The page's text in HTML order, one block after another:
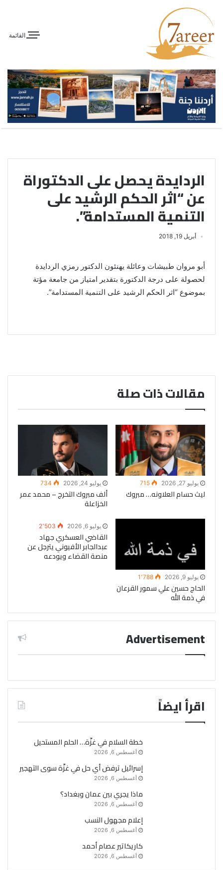
القائمة
الردايدة يحصل على الدكتوراة
عن “اثر الحكم الرشيد على
التنمية المستدامة”.
أبريل 19, 2018
أبو مروان طبيشات وعائلة يهنئون الدكتور رمزي الردايدة
لحصولة على درجة الدكتورة بتقدير امتياز من جامعة مؤتة
بموضوع “اثر الحكم الرشيد على التنمية المستدامة”.
مقالات ذات صلة
يوليو 27, 2026 715
ليث حسام العلاونه… مبروك
يوليو 24, 2026 734
ألف مبروك التخرج – محمد عمر
الخزاعلة
يوليو 9, 2026 1٬788
الحاج حسين علي سمور القرعان
في ذمة الله
يوليو 6, 2026 2٬503
القاضي العسكري جهاد
عبدالجابر الأفيوني يترجل عن
منصة القضاء ويودعه
Advertisement
اقرأ ايضاً
خطة السلام في غزّة… الحلم المستحيل
أغسطس 6, 2026
إسرائيل ترفض أي حل في غزّة سوى التهجير
أغسطس 6, 2026
ماذا يجري بين عمان وبغداد؟
أغسطس 6, 2026
إعلام مجهول النسب
أغسطس 6, 2026
كاريكاتير عصام أحمد
أغسطس 6, 2026